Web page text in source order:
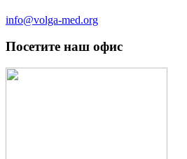
info@volga-med.org
Посетите наш офис